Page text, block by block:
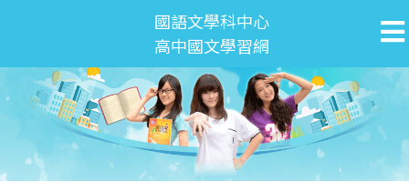
國語文學科中心
高中國文學習網